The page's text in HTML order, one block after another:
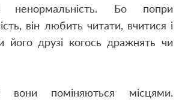
ненормальність. Бо попри
він любить читати, вчитися і
друзі когось дражнять чи
вони поміняються місцями.